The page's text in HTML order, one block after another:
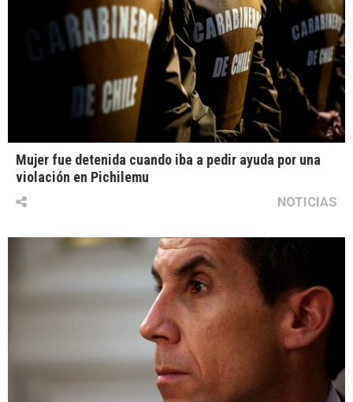
Mujer fue detenida cuando iba a pedir ayuda por una
violación en Pichilemu
NOTICIAS